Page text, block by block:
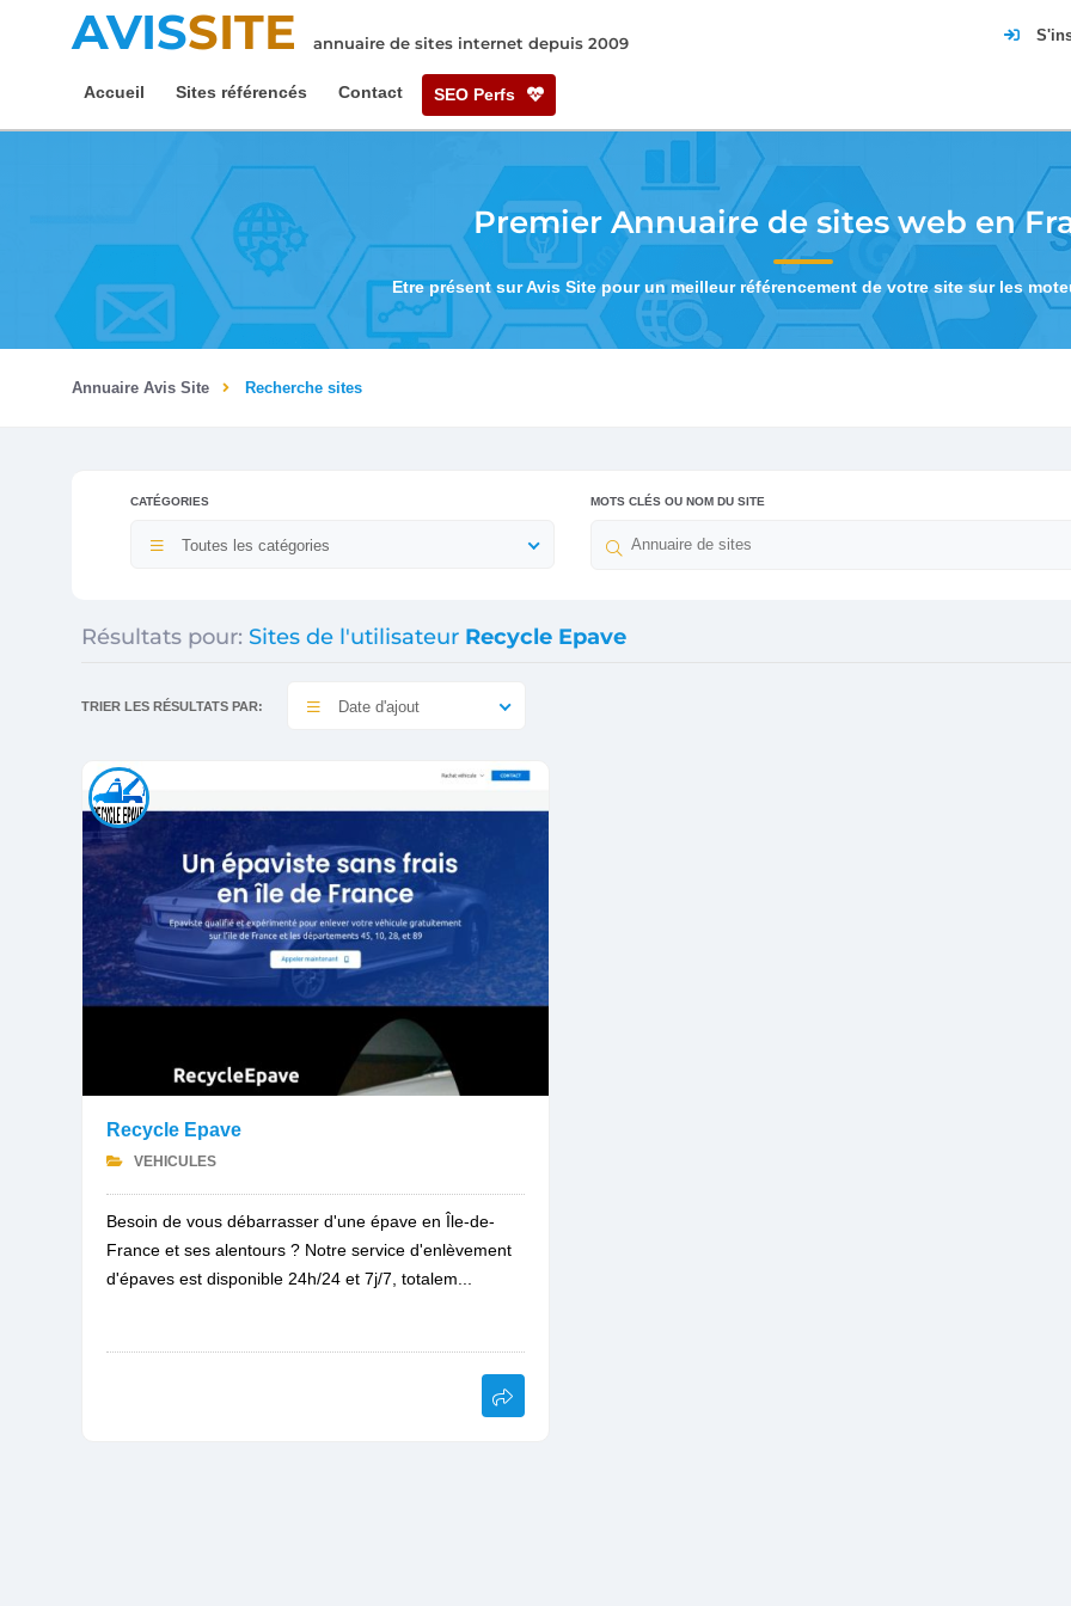
AVISSITE annuaire de sites internet depuis 2009
Accueil Sites référencés Contact SEO Perfs
Premier Annuaire de sites web en
Etre présent sur Avis Site pour un meilleur référencement de votre site sur les
Annuaire Avis Site Recherche sites
CATÉGORIES
Toutes les catégories
MOTS CLÉS OU NOM DU SITE
Résultats pour: Sites de l'utilisateur Recycle Epave
TRIER LES RÉSULTATS PAR: Date d'ajout
Recycle Epave
VEHICULES
Besoin de vous débarrasser d'une épave en Île-de-
France et ses alentours ? Notre service d'enlèvement
d'épaves est disponible 24h/24 et 7j/7, totalem...